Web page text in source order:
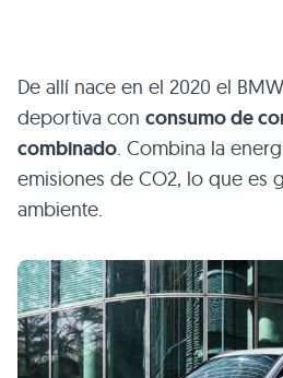
De allí nace en el 2020 el
deportiva con consumo de
combinado . Combina la
emisiones de CO2, lo que es
ambiente.